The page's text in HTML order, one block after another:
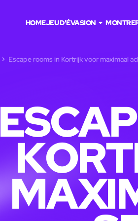
HOMEJEU D'ÉVASION
Escape rooms in Kortrijk voor maximaal